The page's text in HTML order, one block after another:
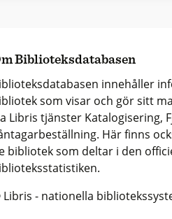
Biblioteksdatabasen
innehåller
som visar och gör sitt
Libris tjänster Katalogisering,
Här finns
bibliotek som deltar i den
- nationella